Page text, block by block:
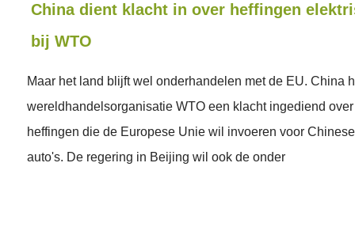
China dient klacht in over heffingen
bij WTO
Maar het land blijft wel onderhandelen met de EU. China
wereldhandelsorganisatie WTO een klacht ingediend
heffingen die de Europese Unie wil invoeren voor
auto's. De regering in Beijing wil ook de onder